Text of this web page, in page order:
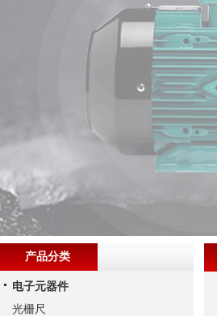
产品分类
电子元器件
光栅尺